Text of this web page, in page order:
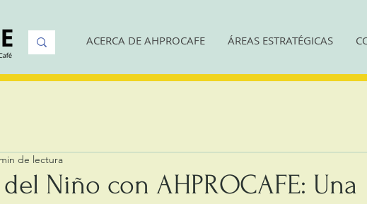
ACERCA DE AHPROCAFE ÁREAS ESTRATÉGICAS
Niño con AHPROCAFE: Una
de lectura